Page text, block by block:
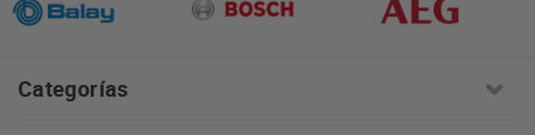
Categorías